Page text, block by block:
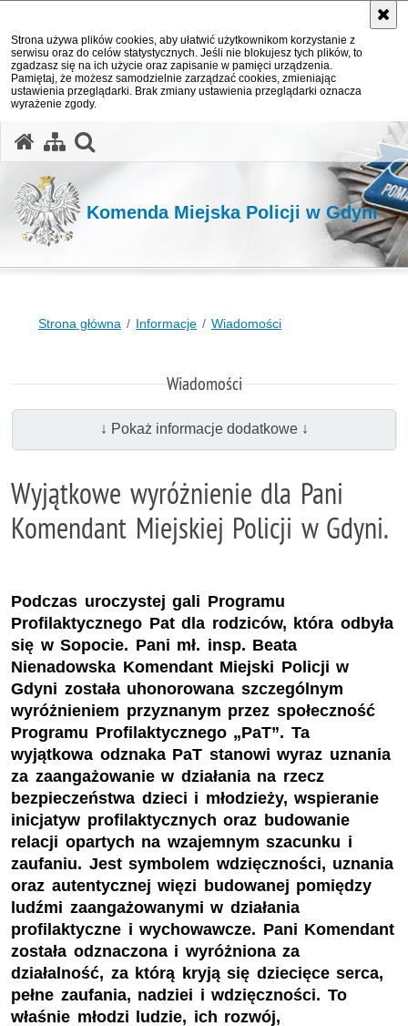
Strona używa plików cookies, aby ułatwić użytkownikom korzystanie z
serwisu oraz do celów statystycznych. Jeśli nie blokujesz tych plików, to
zgadzasz się na ich użycie oraz zapisanie w pamięci urządzenia.
Pamiętaj, że możesz samodzielnie zarządzać cookies, zmieniając
ustawienia przeglądarki. Brak zmiany ustawienia przeglądarki oznacza
wyrażenie zgody.
Komenda Miejska Policji w Gdyni
Strona główna Informacje Wiadomości
Wiadomości
↓ Pokaż informacje dodatkowe ↓
Wyjątkowe wyróżnienie dla Pani
Komendant Miejskiej Policji w Gdyni.
Podczas uroczystej gali Programu
Profilaktycznego Pat dla rodziców, która odbyła
się w Sopocie. Pani mł. insp. Beata
Nienadowska Komendant Miejski Policji w
Gdyni została uhonorowana szczególnym
wyróżnieniem przyznanym przez społeczność
Programu Profilaktycznego „PaT”. Ta
wyjątkowa odznaka PaT stanowi wyraz uznania
za zaangażowanie w działania na rzecz
bezpieczeństwa dzieci i młodzieży, wspieranie
inicjatyw profilaktycznych oraz budowanie
relacji opartych na wzajemnym szacunku i
zaufaniu. Jest symbolem wdzięczności, uznania
oraz autentycznej więzi budowanej pomiędzy
ludźmi zaangażowanymi w działania
profilaktyczne i wychowawcze. Pani Komendant
została odznaczona i wyróżniona za
działalność, za którą kryją się dziecięce serca,
pełne zaufania, nadziei i wdzięczności. To
właśnie młodzi ludzie, ich rozwój,